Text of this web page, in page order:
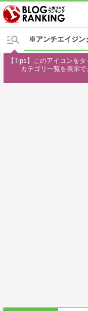
※アンチエイジン
【Tips】このアイコンをタ
カテゴリ一覧を表示で